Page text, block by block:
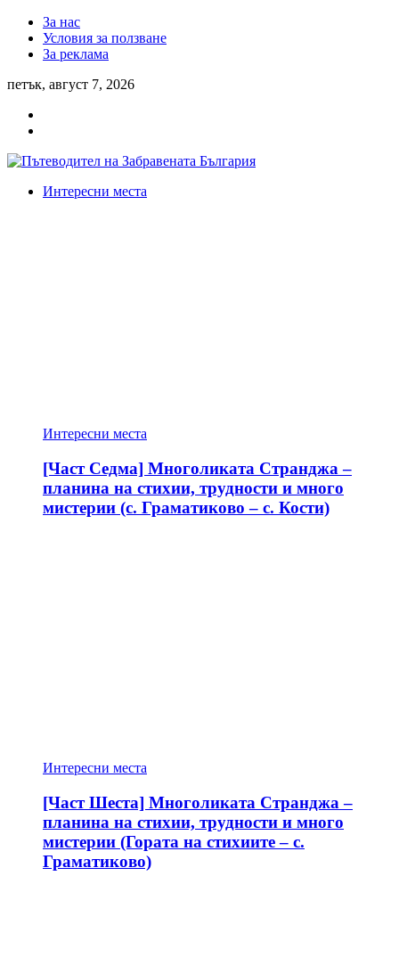
За нас
Условия за ползване
За реклама
петък, август 7, 2026
Интересни места
Интересни места
[Част Седма] Многоликата Странджа –
планина на стихии, трудности и много
мистерии (с. Граматиково – с. Кости)
Интересни места
[Част Шеста] Многоликата Странджа –
планина на стихии, трудности и много
мистерии (Гората на стихиите – с.
Граматиково)